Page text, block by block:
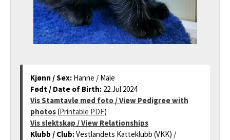
Kjønn / Sex: Hanne / Male
Født / Date of Birth: 22.Jul.2024
Vis Stamtavle med foto / View Pedigree with
photos(Printable PDF)
Vis slektskap / View Relationships
Klubb / Club:Vestlandets Katteklubb (VKK) /